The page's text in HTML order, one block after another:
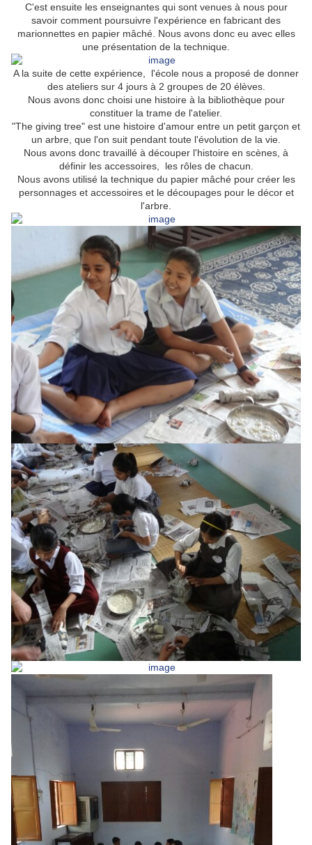
C'est ensuite les enseignantes qui sont venues à nous pour
savoir comment poursuivre l'expérience en fabricant des
marionnettes en papier mâché. Nous avons donc eu avec elles
une présentation de la technique.
A la suite de cette expérience, l'école nous a proposé de donner
des ateliers sur 4 jours à 2 groupes de 20 élèves.
Nous avons donc choisi une histoire à la bibliothèque pour
constituer la trame de l'atelier.
"The giving tree" est une histoire d'amour entre un petit garçon et
un arbre, que l'on suit pendant toute l'évolution de la vie.
Nous avons donc travaillé à découper l'histoire en scènes, à
définir les accessoires, les rôles de chacun.
Nous avons utilisé la technique du papier mâché pour créer les
personnages et accessoires et le découpages pour le décor et
l'arbre.